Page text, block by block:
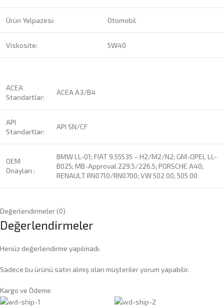
Ürün Yelpazesi: Otomobil
Viskosite: 5W40
ACEA
Standartlar:
ACEA A3/B4
API
Standartlar:
API SN/CF
OEM
Onayları :
BMW LL-01; FIAT 9.55535 – H2/M2/N2; GM-OPEL LL-
B025; MB-Approval 229.5/226.5; PORSCHE A40;
RENAULT RN0710/RN0700; VW 502 00, 505 00
Değerlendirmeler (0)
Değerlendirmeler
Henüz değerlendirme yapılmadı.
Sadece bu ürünü satın almış olan müşteriler yorum yapabilir.
Kargo ve Ödeme